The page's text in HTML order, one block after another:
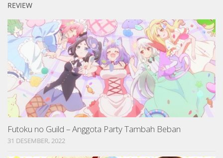
REVIEW
Futoku no Guild – Anggota Party Tambah Beban
31 DESEMBER, 2022